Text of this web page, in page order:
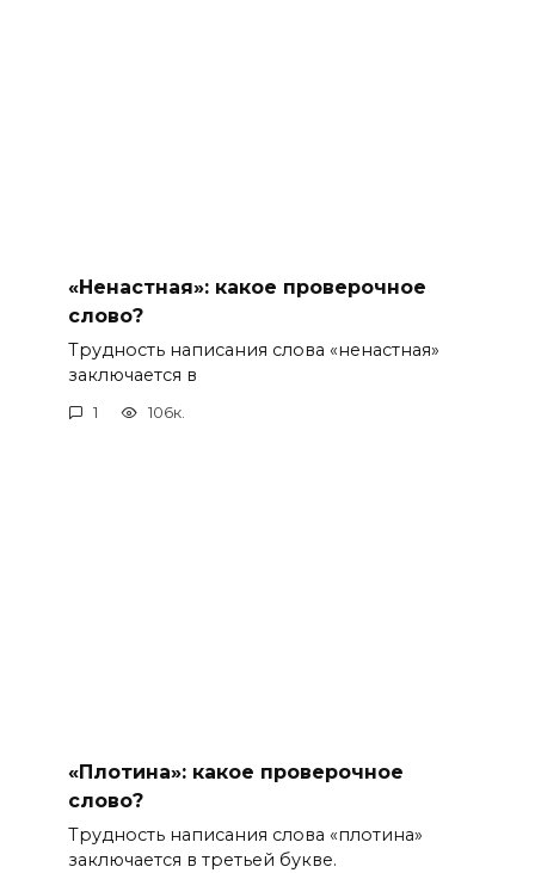
«Ненастная»: какое проверочное
слово?
Трудность написания слова «ненастная»
заключается в
1 106к.
«Плотина»: какое проверочное
слово?
Трудность написания слова «плотина»
заключается в третьей букве.